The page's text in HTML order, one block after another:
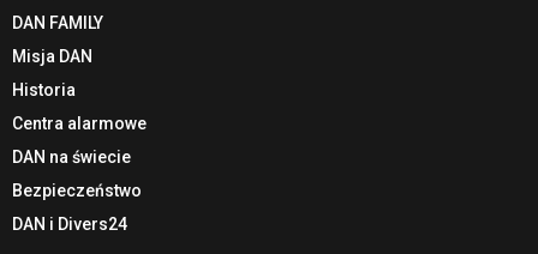
DAN FAMILY
Misja DAN
Historia
Centra alarmowe
DAN na świecie
Bezpieczeństwo
DAN i Divers24